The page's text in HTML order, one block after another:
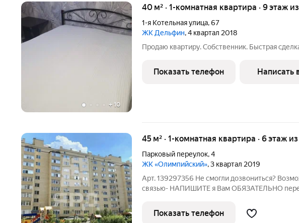
+ 10
40 м² · 1-комнатная квартира · 9 этаж
1-я Котельная улица,67
ЖК Дельфин, 4 квартал 2018
Продаю квартиру. Собственник. Быстрая
Показать телефон Написать
45 м² · 1-комнатная квартира · 6 этаж
Парковый переулок,4
ЖК «Олимпийский», 3 квартал 2019
Арт. 139297356 Не смогли дозвониться?
связью- НАПИШИТЕ я Вам ОБЯЗАТЕЛЬНО перезвоню -
КВАРТИРЕ: Продаётся квартира в самом центре
парка Горького ЖК
Показать телефон